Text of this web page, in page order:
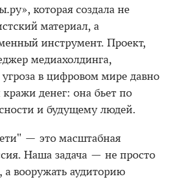
которая создала не
материал, а
инструмент. Проект,
медиахолдинга,
угроза в цифровом мире давно
денег: она бьет по
и будущему людей.
— это масштабная
Наша задача — не просто
а вооружать аудиторию